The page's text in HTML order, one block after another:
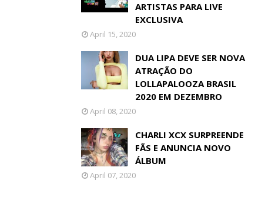
ARTISTAS PARA LIVE
EXCLUSIVA
April 15, 2020
DUA LIPA DEVE SER NOVA
ATRAÇÃO DO
LOLLAPALOOZA BRASIL
2020 EM DEZEMBRO
April 08, 2020
CHARLI XCX SURPREENDE
FÃS E ANUNCIA NOVO
ÁLBUM
April 07, 2020